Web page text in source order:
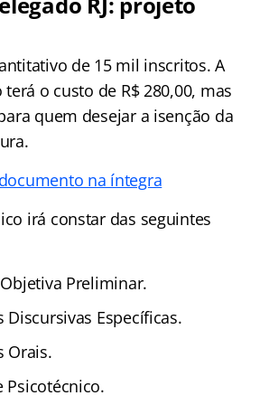
de 15 mil inscritos. A
o custo de R$ 280,00, mas
quem desejar a isenção da
na íntegra
irá constar das seguintes
Preliminar.
Discursivas Específicas.
Orais.
Psicotécnico.